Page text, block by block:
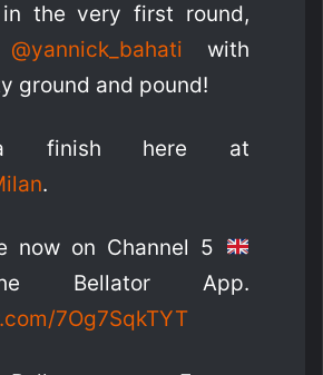
the very first round,
@yannick_bahati with
ground and pound!
finish here at
.
now on Channel 5
Bellator App.
7Og7SqkTYT